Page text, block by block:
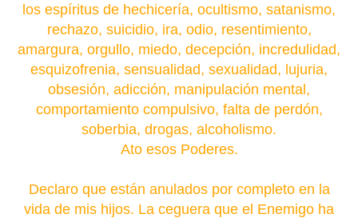
los espíritus de hechicería, ocultismo, satanismo,
rechazo, suicidio, ira, odio, resentimiento,
amargura, orgullo, miedo, decepción, incredulidad,
esquizofrenia, sensualidad, sexualidad, lujuria,
obsesión, adicción, manipulación mental,
comportamiento compulsivo, falta de perdón,
soberbia, drogas, alcoholismo.
Ato esos Poderes.
Declaro que están anulados por completo en la
vida de mis hijos. La ceguera que el Enemigo ha